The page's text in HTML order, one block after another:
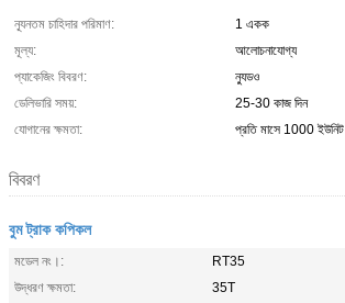
ন্যূনতম চাহিদার পরিমাণ:
1 একক
মূল্য:
আলোচনাযোগ্য
প্যাকেজিং বিবরণ:
ন্যুডও
ডেলিভারি সময়:
25-30 কাজ দিন
যোগানের ক্ষমতা:
প্রতি মাসে 1000 ইউনিট
বিবরণ
বুম ট্রাক কপিকল
মডেল নং।:
RT35
উদ্ধরণ ক্ষমতা:
35T